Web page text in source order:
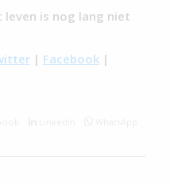
is nog lang niet
| Facebook |